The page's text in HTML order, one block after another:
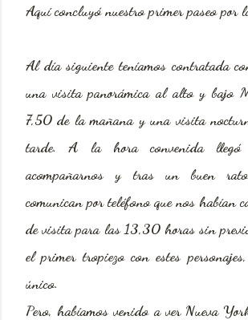
Aquí concluyó nuestro primer paseo por
Al día siguiente teníamos contratada
una visita panorámica al alto y bajo
7,50 de la mañana y una visita
tarde. A la hora convenida
acompañarnos y tras un buen
comunican por teléfono que nos habían
de visita para las 13,30 horas sin
el primer tropiezo con estes
único.
Pero, habíamos venido a ver Nueva